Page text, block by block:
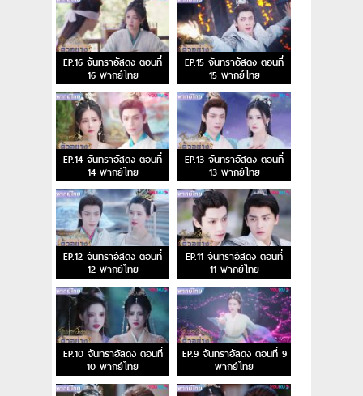
EP.16 จันทราอัสดง ตอนที่
16 พากย์ไทย
EP.15 จันทราอัสดง ตอนที่
15 พากย์ไทย
EP.14 จันทราอัสดง ตอนที่
14 พากย์ไทย
EP.13 จันทราอัสดง ตอนที่
13 พากย์ไทย
EP.12 จันทราอัสดง ตอนที่
12 พากย์ไทย
EP.11 จันทราอัสดง ตอนที่
11 พากย์ไทย
EP.10 จันทราอัสดง ตอนที่
10 พากย์ไทย
EP.9 จันทราอัสดง ตอนที่ 9
พากย์ไทย